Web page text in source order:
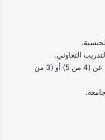
التعاوني.
– أن لا يقل المعدل الأكاديمي عن (4 من 5) أو (3 من